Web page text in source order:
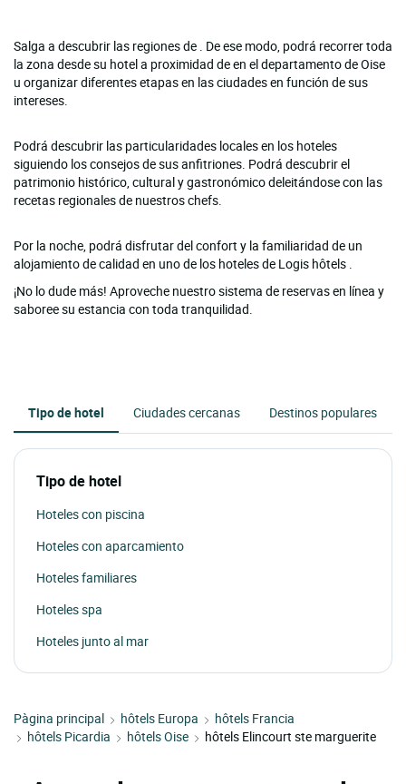
Salga a descubrir las regiones de . De ese modo, podrá recorrer toda
la zona desde su hotel a proximidad de en el departamento de Oise
u organizar diferentes etapas en las ciudades en función de sus
intereses.
Podrá descubrir las particularidades locales en los hoteles
siguiendo los consejos de sus anfitriones. Podrá descubrir el
patrimonio histórico, cultural y gastronómico deleitándose con las
recetas regionales de nuestros chefs.
Por la noche, podrá disfrutar del confort y la familiaridad de un
alojamiento de calidad en uno de los hoteles de Logis hôtels .
¡No lo dude más! Aproveche nuestro sistema de reservas en línea y
saboree su estancia con toda tranquilidad.
Tipo de hotel Ciudades cercanas Destinos populares
Tipo de hotel
Hoteles con piscina
Hoteles con aparcamiento
Hoteles familiares
Hoteles spa
Hoteles junto al mar
Pàgina principal hôtels Europa
hôtels Francia
hôtels Picardia
hôtels Oise hôtels Elincourt ste marguerite